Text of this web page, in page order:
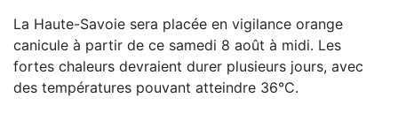
La Haute-Savoie sera placée en vigilance orange
canicule à partir de ce samedi 8 août à midi. Les
fortes chaleurs devraient durer plusieurs jours, avec
des températures pouvant atteindre 36°C.